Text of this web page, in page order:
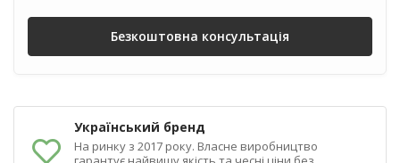
Безкоштовна консультація
Український бренд
На ринку з 2017 року. Власне виробництво